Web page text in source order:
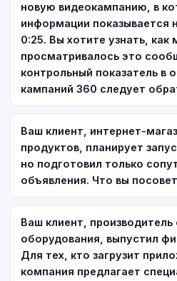
новую видеокампанию, в
информации показывается
0:25. Вы хотите узнать, как
просматривалось это
контрольный показатель в
кампаний 360 следует
Ваш клиент, интернет-
продуктов, планирует
но подготовил только
объявления. Что вы
Ваш клиент, производитель
оборудования, выпустил
Для тех, кто загрузит
компания предлагает